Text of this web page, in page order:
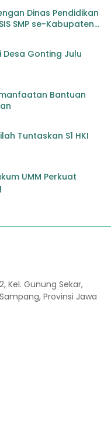
Dinas Pendidikan
SMP se-Kabupaten
Desa Gonting Julu
Bantuan
Tuntaskan S1 HKI
UMM Perkuat
Kel. Gunung Sekar,
Provinsi Jawa